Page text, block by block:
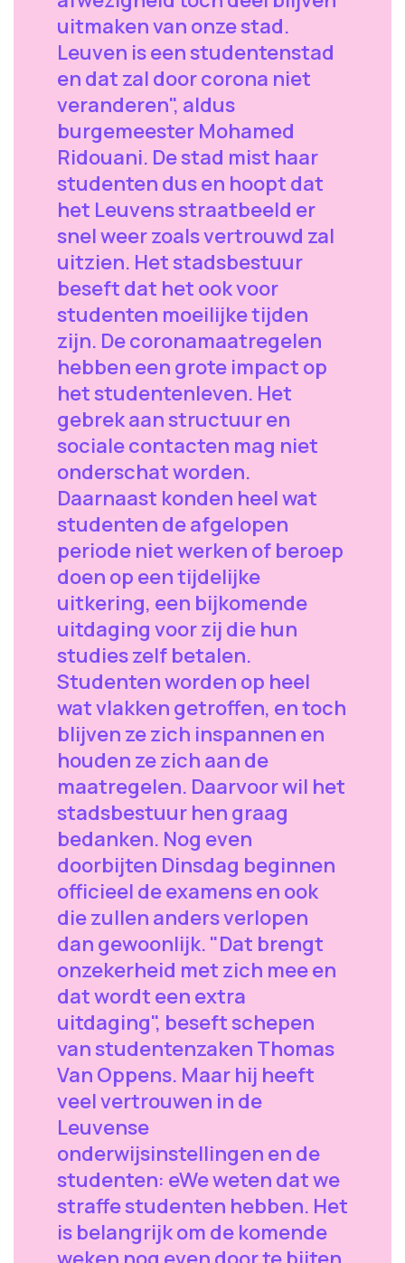
uitmaken van onze stad.
Leuven is een studentenstad
en dat zal door corona niet
veranderen", aldus
burgemeester Mohamed
Ridouani. De stad mist haar
studenten dus en hoopt dat
het Leuvens straatbeeld er
snel weer zoals vertrouwd zal
uitzien. Het stadsbestuur
beseft dat het ook voor
studenten moeilijke tijden
zijn. De coronamaatregelen
hebben een grote impact op
het studentenleven. Het
gebrek aan structuur en
sociale contacten mag niet
onderschat worden.
Daarnaast konden heel wat
studenten de afgelopen
periode niet werken of beroep
doen op een tijdelijke
uitkering, een bijkomende
uitdaging voor zij die hun
studies zelf betalen.
Studenten worden op heel
wat vlakken getroffen, en toch
blijven ze zich inspannen en
houden ze zich aan de
maatregelen. Daarvoor wil het
stadsbestuur hen graag
bedanken. Nog even
doorbijten Dinsdag beginnen
officieel de examens en ook
die zullen anders verlopen
dan gewoonlijk. "Dat brengt
onzekerheid met zich mee en
dat wordt een extra
uitdaging", beseft schepen
van studentenzaken Thomas
Van Oppens. Maar hij heeft
veel vertrouwen in de
Leuvense
onderwijsinstellingen en de
studenten: eWe weten dat we
straffe studenten hebben. Het
is belangrijk om de komende